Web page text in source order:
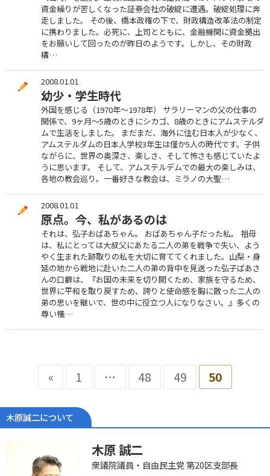
資金繰りが苦しくなった証券会社の破綻に遭遇。破綻処理に奔
走しました。 その後、橋本政権の下で、財政構造改革法の制定
に携わりました。必死に、上司とともに、金融機関に資金拠出
をお願いして回ったのが昨日のようです。しかし、その財政
構…
2008.01.01
幼少・学生時代
外国を感じる（1970年～1978年） サラリーマンの父の仕事の
関係で、9ヶ月～5歳のときにシカゴ、8歳のときにアムステルダ
ムで生活をしました。 まだまだ、海外に住む日本人が少なく、
アムステルダムの日本人学校3年生は僅か5人の時代です。子供
ながらに、世界の奥深さ、楽しさ、そして怖さも感じていたよ
うに思います。 そして、アムステルデムでの最大の楽しみは、
各地の教会巡り。一番好きな教会は、ミラノの大聖…
2008.01.01
原点。今、私があるのは
それは、弘子おばあちゃん。 おばあちゃん子だった私。 祖母
は、私にとっては大叔父にあたる二人の弟を戦争で失い、よう
やく生まれた跡取りの私を大切に育ててくれました。山梨・身
延の地から戦地に赴いた二人の弟の背中を見送った弘子ばあさ
んの口癖は、『お国の未来を切り開くため、家族を守るため、
世界に平和を取り戻すため、誇りと使命感を胸に散った二人の
弟の思いを継いで、世の中に役立つ人になりなさい。』多くの
尊い犠…
« 1 … 48 49 50
木原誠二について
木原 誠二
衆議院議員・自由民主党 第20区支部長